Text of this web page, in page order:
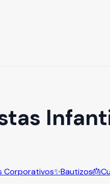
Corporativos✨Bautizos🎂